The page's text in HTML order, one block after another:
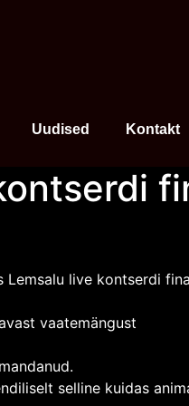
Uudised Kontakt
live kontserdi
vaatemängust
selline kuidas